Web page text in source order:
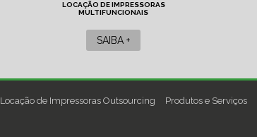
LOCAÇÃO DE IMPRESSORAS
MULTIFUNCIONAIS
SAIBA +
Locação de Impressoras Outsourcing Produtos e Serviços